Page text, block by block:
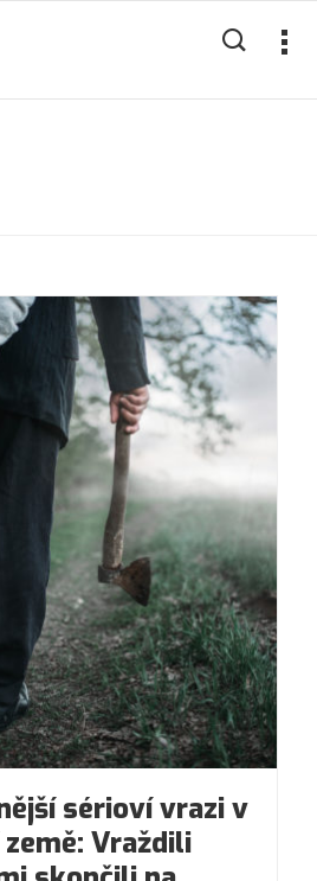
sérioví vrazi v
Vraždili